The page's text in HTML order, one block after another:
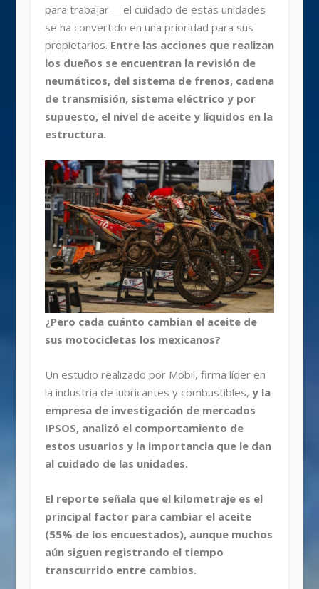
para trabajar— el cuidado de estas unidades
se ha convertido en una prioridad para sus
propietarios. Entre las acciones que realizan
los dueños se encuentran la revisión de
neumáticos, del sistema de frenos, cadena
de transmisión, sistema eléctrico y por
supuesto, el nivel de aceite y líquidos en la
estructura.
¿Pero cada cuánto cambian el aceite de
sus motocicletas los mexicanos?
Un estudio realizado por Mobil, firma líder en
la industria de lubricantes y combustibles, y la
empresa de investigación de mercados
IPSOS, analizó el comportamiento de
estos usuarios y la importancia que le dan
al cuidado de las unidades.
El reporte señala que el kilometraje es el
principal factor para cambiar el aceite
(55% de los encuestados), aunque muchos
aún siguen registrando el tiempo
transcurrido entre cambios.